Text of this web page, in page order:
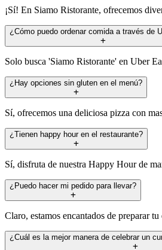
¡Sí! En Siamo Ristorante, ofrecemos
¿Cómo puedo ordenar comida a través de
Solo busca 'Siamo Ristorante' en Uber
¿Hay opciones sin gluten en el menú?
Sí, ofrecemos una deliciosa pizza con
¿Tienen happy hour en el restaurante?
Sí, disfruta de nuestra Happy Hour de
¿Puedo hacer mi pedido para llevar?
Claro, estamos encantados de preparar
¿Cuál es la mejor manera de celebrar un